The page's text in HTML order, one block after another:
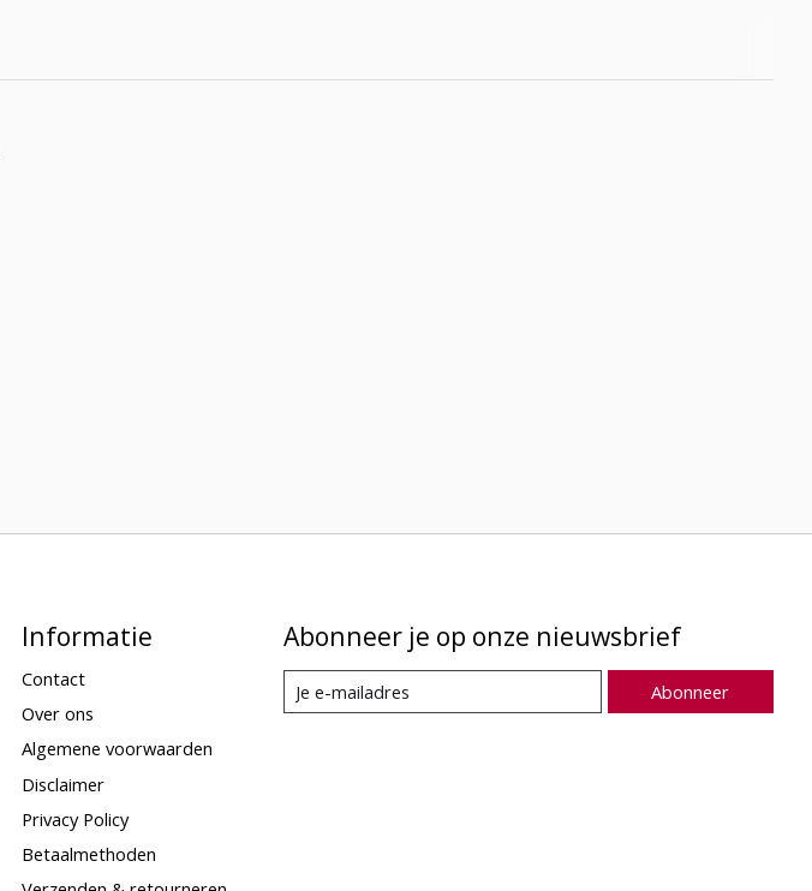
Informatie
Contact
Over ons
Algemene voorwaarden
Disclaimer
Privacy Policy
Betaalmethoden
Abonneer je op onze nieuwsbrief
Abonneer